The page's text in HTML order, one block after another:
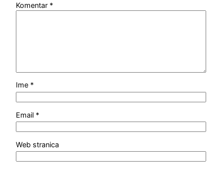
Komentar *
Ime *
Email *
Web stranica